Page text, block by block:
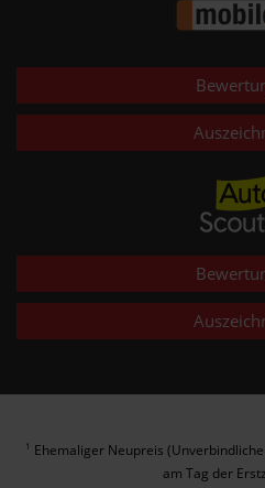
1 Ehemaliger Neupreis
am Tag der